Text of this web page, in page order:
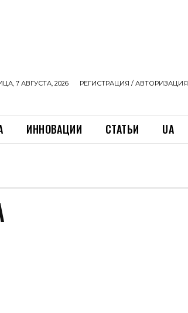
7 АВГУСТА, 2026 РЕГИСТРАЦИЯ / АВТОРИЗАЦИЯ
ИННОВАЦИИ СТАТЬИ UA